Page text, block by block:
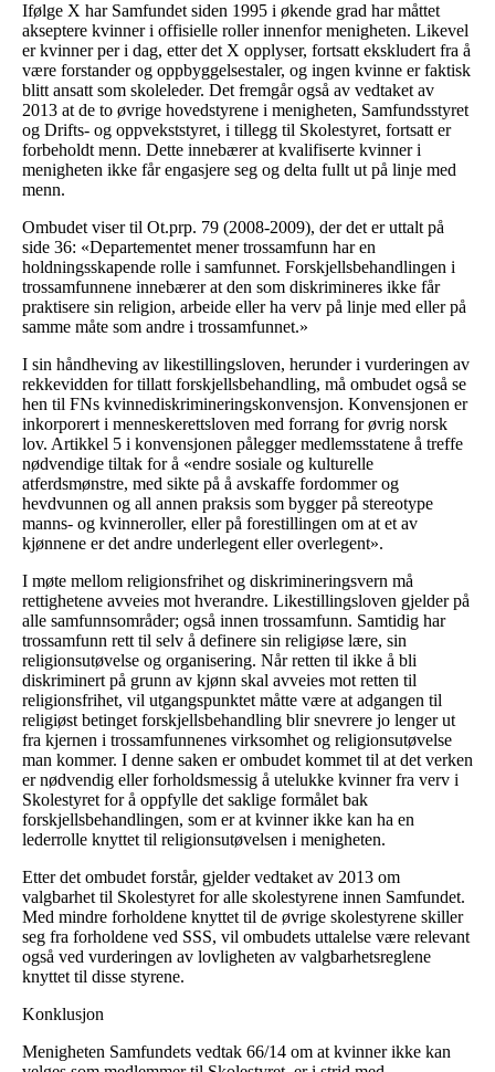
Ifølge X har Samfundet siden 1995 i økende grad har måttet
akseptere kvinner i offisielle roller innenfor menigheten. Likevel
er kvinner per i dag, etter det X opplyser, fortsatt ekskludert fra å
være forstander og oppbyggelsestaler, og ingen kvinne er faktisk
blitt ansatt som skoleleder. Det fremgår også av vedtaket av
2013 at de to øvrige hovedstyrene i menigheten, Samfundsstyret
og Drifts- og oppvekststyret, i tillegg til Skolestyret, fortsatt er
forbeholdt menn. Dette innebærer at kvalifiserte kvinner i
menigheten ikke får engasjere seg og delta fullt ut på linje med
menn.
Ombudet viser til Ot.prp. 79 (2008-2009), der det er uttalt på
side 36: «Departementet mener trossamfunn har en
holdningsskapende rolle i samfunnet. Forskjellsbehandlingen i
trossamfunnene innebærer at den som diskrimineres ikke får
praktisere sin religion, arbeide eller ha verv på linje med eller på
samme måte som andre i trossamfunnet.»
I sin håndheving av likestillingsloven, herunder i vurderingen av
rekkevidden for tillatt forskjellsbehandling, må ombudet også se
hen til FNs kvinnediskrimineringskonvensjon. Konvensjonen er
inkorporert i menneskerettsloven med forrang for øvrig norsk
lov. Artikkel 5 i konvensjonen pålegger medlemsstatene å treffe
nødvendige tiltak for å «endre sosiale og kulturelle
atferdsmønstre, med sikte på å avskaffe fordommer og
hevdvunnen og all annen praksis som bygger på stereotype
manns- og kvinneroller, eller på forestillingen om at et av
kjønnene er det andre underlegent eller overlegent».
I møte mellom religionsfrihet og diskrimineringsvern må
rettighetene avveies mot hverandre. Likestillingsloven gjelder på
alle samfunnsområder; også innen trossamfunn. Samtidig har
trossamfunn rett til selv å definere sin religiøse lære, sin
religionsutøvelse og organisering. Når retten til ikke å bli
diskriminert på grunn av kjønn skal avveies mot retten til
religionsfrihet, vil utgangspunktet måtte være at adgangen til
religiøst betinget forskjellsbehandling blir snevrere jo lenger ut
fra kjernen i trossamfunnenes virksomhet og religionsutøvelse
man kommer. I denne saken er ombudet kommet til at det verken
er nødvendig eller forholdsmessig å utelukke kvinner fra verv i
Skolestyret for å oppfylle det saklige formålet bak
forskjellsbehandlingen, som er at kvinner ikke kan ha en
lederrolle knyttet til religionsutøvelsen i menigheten.
Etter det ombudet forstår, gjelder vedtaket av 2013 om
valgbarhet til Skolestyret for alle skolestyrene innen Samfundet.
Med mindre forholdene knyttet til de øvrige skolestyrene skiller
seg fra forholdene ved SSS, vil ombudets uttalelse være relevant
også ved vurderingen av lovligheten av valgbarhetsreglene
knyttet til disse styrene.
Konklusjon
Menigheten Samfundets vedtak 66/14 om at kvinner ikke kan